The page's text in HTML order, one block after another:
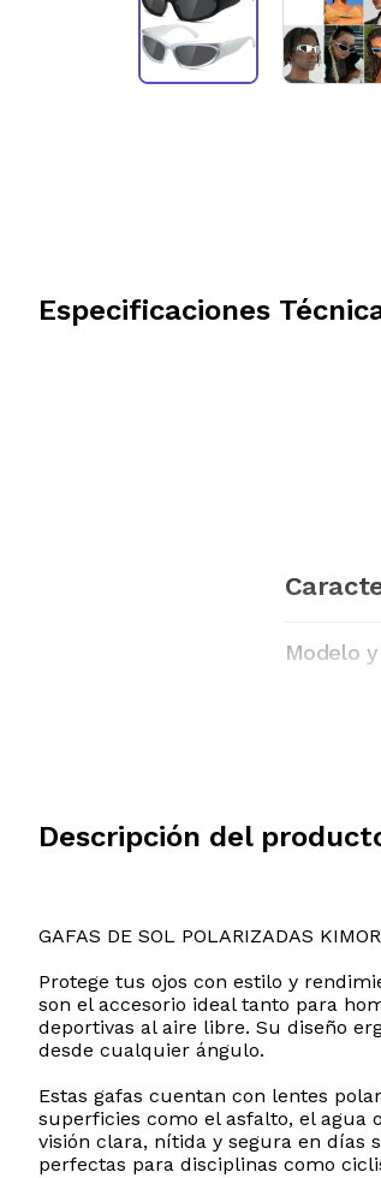
Especificaciones
Modelo
Descripción del
GAFAS DE SOL POLARIZADAS
Protege tus ojos con estilo y
son el accesorio ideal tanto para
deportivas al aire libre. Su diseño
desde cualquier ángulo.
Estas gafas cuentan con lentes
superficies como el asfalto, el agua
visión clara, nítida y segura en días
perfectas para disciplinas como